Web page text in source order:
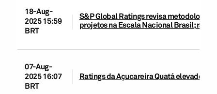
18-Aug-
2025 15:59
BRT
S&P Global Ratings revisa
projetos na Escala Nacional Brasil;
07-Aug-
2025 16:07
BRT
Ratings da Açucareira Quatá elevados